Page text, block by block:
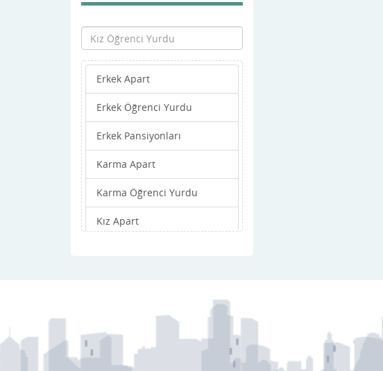
Erkek Apart
Erkek Öğrenci Yurdu
Erkek Pansiyonları
Karma Apart
Karma Öğrenci Yurdu
Kız Apart